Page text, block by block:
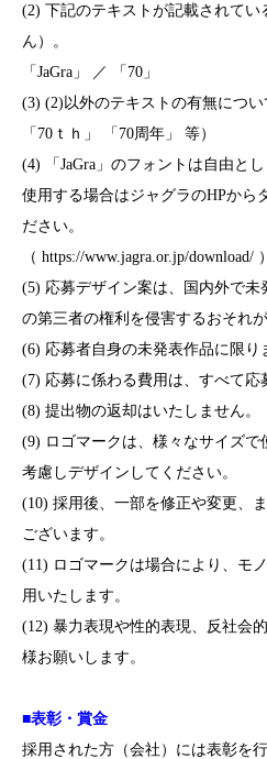
(2) 下記のテキストが記載されて
ん）。
「JaGra」 ／ 「70」
(3) (2)以外のテキストの有無につ
「70ｔｈ」 「70周年」 等）
(4) 「JaGra」のフォントは自由と
使用する場合はジャグラのHPから
ださい。
（ https://www.jagra.or.jp/download/ ）
(5) 応募デザイン案は、国内外で
の第三者の権利を侵害するおそれ
(6) 応募者自身の未発表作品に限り
(7) 応募に係わる費用は、すべて応
(8) 提出物の返却はいたしません。
(9) ロゴマークは、様々なサイズで
考慮しデザインしてください。
(10) 採用後、一部を修正や変更、
ございます。
(11) ロゴマークは場合により、モ
用いたします。
(12) 暴力表現や性的表現、反社会
様お願いします。
■表彰・賞金
採用された方（会社）には表彰を